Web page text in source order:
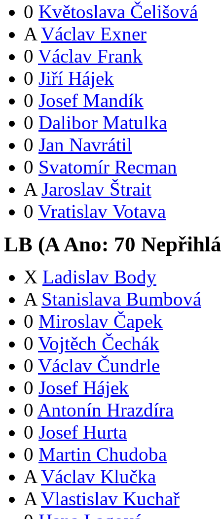
0 Květoslava Čelišová
A Václav Exner
0 Václav Frank
0 Jiří Hájek
0 Josef Mandík
0 Dalibor Matulka
0 Jan Navrátil
0 Svatomír Recman
A Jaroslav Štrait
0 Vratislav Votava
LB (AAno: 70
X Ladislav Body
A Stanislava Bumbová
0 Miroslav Čapek
0 Vojtěch Čechák
0 Václav Čundrle
0 Josef Hájek
0 Antonín Hrazdíra
0 Josef Hurta
0 Martin Chudoba
A Václav Klučka
A Vlastislav Kuchař